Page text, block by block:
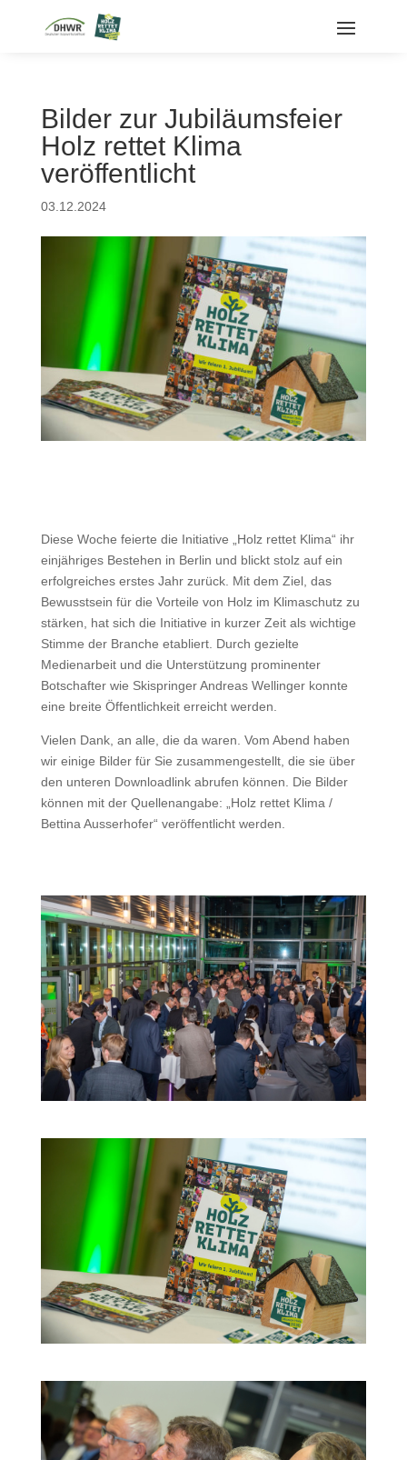
Bilder zur Jubiläumsfeier
Holz rettet Klima
veröffentlicht
03.12.2024
Diese Woche feierte die Initiative „Holz rettet Klima“ ihr
einjähriges Bestehen in Berlin und blickt stolz auf ein
erfolgreiches erstes Jahr zurück. Mit dem Ziel, das
Bewusstsein für die Vorteile von Holz im Klimaschutz zu
stärken, hat sich die Initiative in kurzer Zeit als wichtige
Stimme der Branche etabliert. Durch gezielte
Medienarbeit und die Unterstützung prominenter
Botschafter wie Skispringer Andreas Wellinger konnte
eine breite Öffentlichkeit erreicht werden.
Vielen Dank, an alle, die da waren. Vom Abend haben
wir einige Bilder für Sie zusammengestellt, die sie über
den unteren Downloadlink abrufen können. Die Bilder
können mit der Quellenangabe: „Holz rettet Klima /
Bettina Ausserhofer“ veröffentlicht werden.